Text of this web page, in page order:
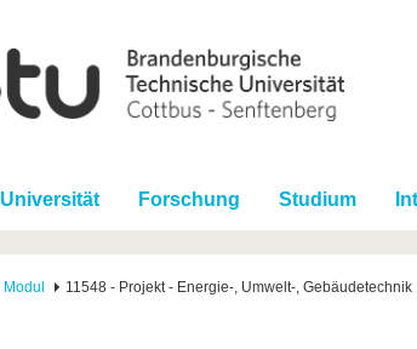
Universität Forschung Studium
Modul 11548 - Projekt - Energie-, Umwelt-, Gebäudetechnik